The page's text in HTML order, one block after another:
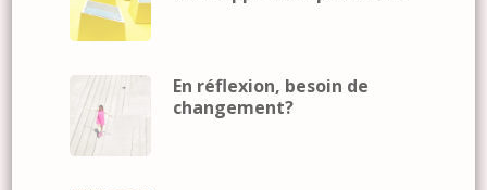
En réflexion, besoin de
changement?